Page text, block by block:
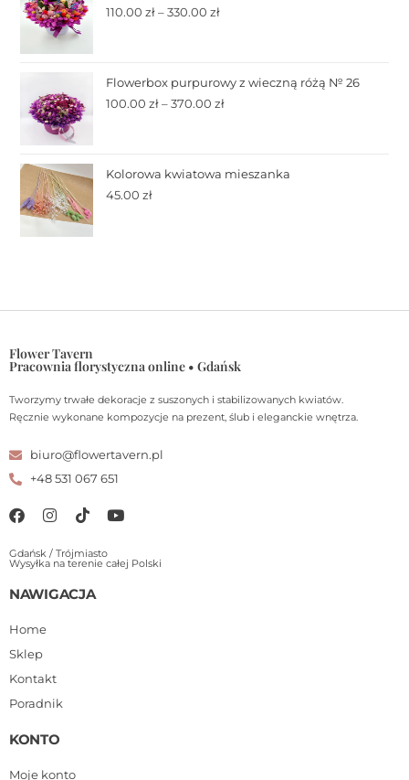
110.00zł – 330.00zł
Flowerbox purpurowy z wieczną różą № 26
100.00zł – 370.00zł
Kolorowa kwiatowa mieszanka
45.00zł
Flower Tavern
Pracownia florystyczna online • Gdańsk
Tworzymy trwałe dekoracje z suszonych i stabilizowanych kwiatów.
Ręcznie wykonane kompozycje na prezent, ślub i eleganckie wnętrza.
biuro@flowertavern.pl
+48 531 067 651
Gdańsk / Trójmiasto
Wysyłka na terenie całej Polski
NAWIGACJA
Home
Sklep
Kontakt
Poradnik
KONTO
Moje konto